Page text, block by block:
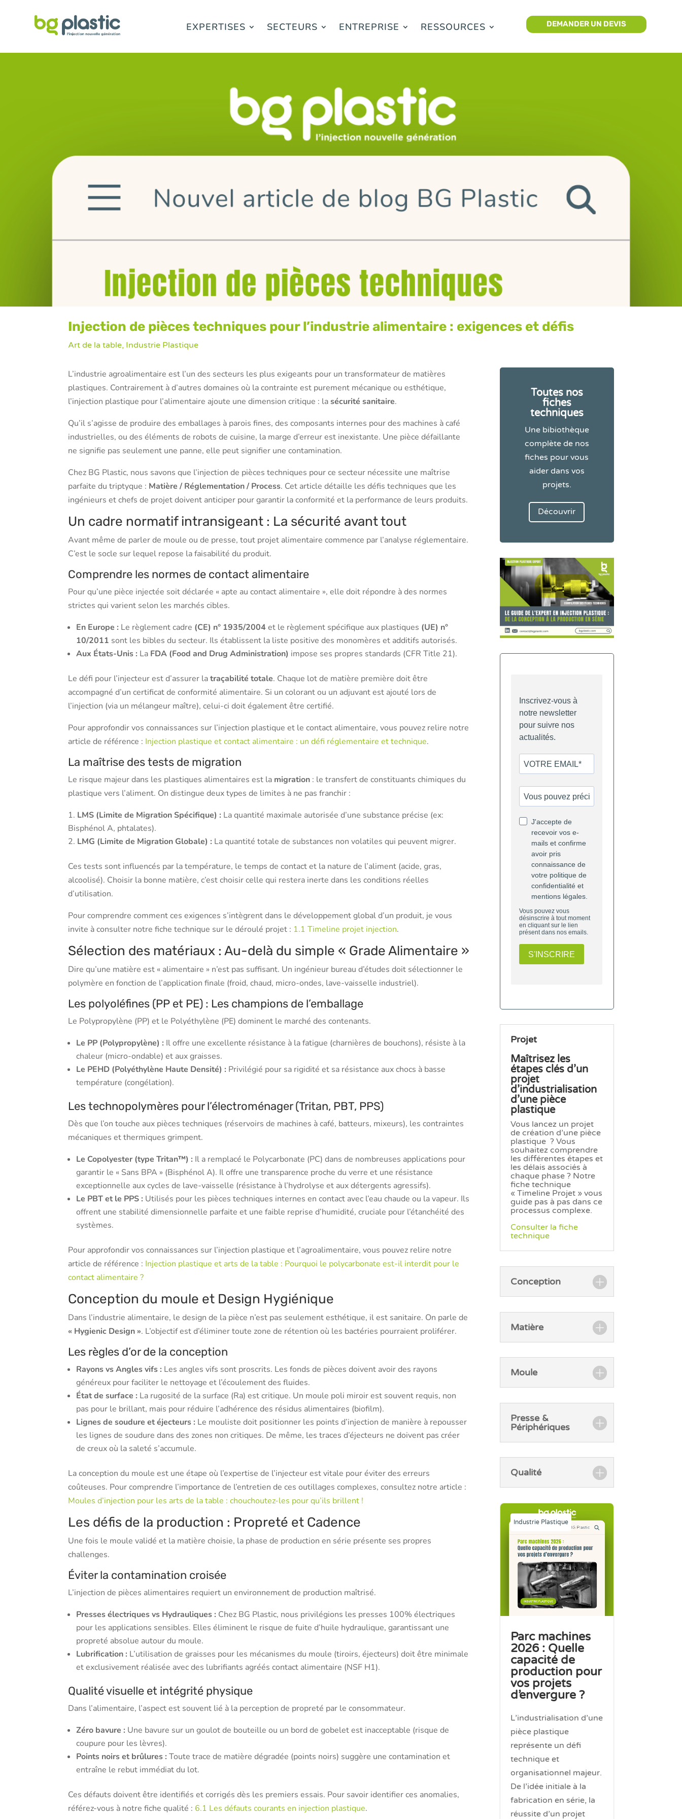
EXPERTISES SECTEURS ENTREPRISE RESSOURCES DEMANDER UN DEVIS
Injection de pièces techniques pour l’industrie alimentaire : exigences et défis
Art de la table, Industrie Plastique
L’industrie agroalimentaire est l’un des secteurs les plus exigeants pour un transformateur de matières
plastiques. Contrairement à d’autres domaines où la contrainte est purement mécanique ou esthétique,
l’injection plastique pour l’alimentaire ajoute une dimension critique : lasécurité sanitaire.
Qu’il s’agisse de produire des emballages à parois fines, des composants internes pour des machines à café
industrielles, ou des éléments de robots de cuisine, la marge d’erreur est inexistante. Une pièce défaillante
ne signifie pas seulement une panne, elle peut signifier une contamination.
Chez BG Plastic, nous savons que l’injection de pièces techniques pour ce secteur nécessite une maîtrise
parfaite du triptyque : Matière / Réglementation / Process. Cet article détaille les défis techniques que les
ingénieurs et chefs de projet doivent anticiper pour garantir la conformité et la performance de leurs produits.
Un cadre normatif intransigeant : La sécurité avant tout
Avant même de parler de moule ou de presse, tout projet alimentaire commence par l’analyse réglementaire.
C’est le socle sur lequel repose la faisabilité du produit.
Comprendre les normes de contact alimentaire
Pour qu’une pièce injectée soit déclarée « apte au contact alimentaire », elle doit répondre à des normes
strictes qui varient selon les marchés cibles.
En Europe : Le règlement cadre (CE) n° 1935/2004 et le règlement spécifique aux plastiques (UE) n°
10/2011 sont les bibles du secteur. Ils établissent la liste positive des monomères et additifs autorisés.
Aux États-Unis : La FDA (Food and Drug Administration) impose ses propres standards (CFR Title 21).
Le défi pour l’injecteur est d’assurer latraçabilité totale. Chaque lot de matière première doit être
accompagné d’un certificat de conformité alimentaire. Si un colorant ou un adjuvant est ajouté lors de
l’injection (via un mélangeur maître), celui-ci doit également être certifié.
Pour approfondir vos connaissances sur l’injection plastique et le contact alimentaire, vous pouvez relire notre
article de référence : Injection plastique et contact alimentaire : un défi réglementaire et technique.
La maîtrise des tests de migration
Le risque majeur dans les plastiques alimentaires est la migration : le transfert de constituants chimiques du
plastique vers l’aliment. On distingue deux types de limites à ne pas franchir :
LMS (Limite de Migration Spécifique) : La quantité maximale autorisée d’une substance précise (ex:
Bisphénol A, phtalates).
LMG (Limite de Migration Globale) : La quantité totale de substances non volatiles qui peuvent migrer.
Ces tests sont influencés par la température, le temps de contact et la nature de l’aliment (acide, gras,
alcoolisé). Choisir la bonne matière, c’est choisir celle qui restera inerte dans les conditions réelles
d’utilisation.
Pour comprendre comment ces exigences s’intègrent dans le développement global d’un produit, je vous
invite à consulter notre fiche technique sur le déroulé projet : 1.1 Timeline projet injection.
Sélection des matériaux : Au-delà du simple « Grade Alimentaire »
Dire qu’une matière est « alimentaire » n’est pas suffisant. Un ingénieur bureau d’études doit sélectionner le
polymère en fonction de l’application finale (froid, chaud, micro-ondes, lave-vaisselle industriel).
Les polyoléfines (PP et PE) : Les champions de l’emballage
Le Polypropylène (PP) et le Polyéthylène (PE) dominent le marché des contenants.
Le PP (Polypropylène) : Il offre une excellente résistance à la fatigue (charnières de bouchons), résiste à la
chaleur (micro-ondable) et aux graisses.
Le PEHD (Polyéthylène Haute Densité) : Privilégié pour sa rigidité et sa résistance aux chocs à basse
température (congélation).
Les technopolymères pour l’électroménager (Tritan, PBT, PPS)
Dès que l’on touche aux pièces techniques (réservoirs de machines à café, batteurs, mixeurs), les contraintes
mécaniques et thermiques grimpent.
Le Copolyester (type Tritan™) : Il a remplacé le Polycarbonate (PC) dans de nombreuses applications pour
garantir le « Sans BPA » (Bisphénol A). Il offre une transparence proche du verre et une résistance
exceptionnelle aux cycles de lave-vaisselle (résistance à l’hydrolyse et aux détergents agressifs).
Le PBT et le PPS : Utilisés pour les pièces techniques internes en contact avec l’eau chaude ou la vapeur. Ils
offrent une stabilité dimensionnelle parfaite et une faible reprise d’humidité, cruciale pour l’étanchéité des
systèmes.
Pour approfondir vos connaissances sur l’injection plastique et l’agroalimentaire, vous pouvez relire notre
article de référence : Injection plastique et arts de la table : Pourquoi le polycarbonate est-il interdit pour le
contact alimentaire ?
Conception du moule et Design Hygiénique
Dans l’industrie alimentaire, le design de la pièce n’est pas seulement esthétique, il est sanitaire. On parle de
« Hygienic Design ». L’objectif est d’éliminer toute zone de rétention où les bactéries pourraient proliférer.
Les règles d’or de la conception
Rayons vs Angles vifs : Les angles vifs sont proscrits. Les fonds de pièces doivent avoir des rayons
généreux pour faciliter le nettoyage et l’écoulement des fluides.
État de surface : La rugosité de la surface (Ra) est critique. Un moule poli miroir est souvent requis, non
pas pour le brillant, mais pour réduire l’adhérence des résidus alimentaires (biofilm).
Lignes de soudure et éjecteurs : Le mouliste doit positionner les points d’injection de manière à repousser
les lignes de soudure dans des zones non critiques. De même, les traces d’éjecteurs ne doivent pas créer
de creux où la saleté s’accumule.
La conception du moule est une étape où l’expertise de l’injecteur est vitale pour éviter des erreurs
coûteuses. Pour comprendre l’importance de l’entretien de ces outillages complexes, consultez notre article :
Moules d’injection pour les arts de la table : chouchoutez-les pour qu’ils brillent !
Les défis de la production : Propreté et Cadence
Une fois le moule validé et la matière choisie, la phase de production en série présente ses propres
challenges.
Éviter la contamination croisée
L’injection de pièces alimentaires requiert un environnement de production maîtrisé.
Presses électriques vs Hydrauliques : Chez BG Plastic, nous privilégions les presses 100% électriques
pour les applications sensibles. Elles éliminent le risque de fuite d’huile hydraulique, garantissant une
propreté absolue autour du moule.
Lubrification : L’utilisation de graisses pour les mécanismes du moule (tiroirs, éjecteurs) doit être minimale
et exclusivement réalisée avec des lubrifiants agréés contact alimentaire (NSF H1).
Qualité visuelle et intégrité physique
Dans l’alimentaire, l’aspect est souvent lié à la perception de propreté par le consommateur.
Zéro bavure : Une bavure sur un goulot de bouteille ou un bord de gobelet est inacceptable (risque de
coupure pour les lèvres).
Points noirs et brûlures : Toute trace de matière dégradée (points noirs) suggère une contamination et
entraîne le rebut immédiat du lot.
Ces défauts doivent être identifiés et corrigés dès les premiers essais. Pour savoir identifier ces anomalies,
référez-vous à notre fiche qualité : 6.1 Les défauts courants en injection plastique.
Toutes nos
fiches
techniques
Une bibiothèque
complète de nos
fiches pour vous
aider dans vos
projets.
Découvrir
Projet
Maîtrisez les
étapes clés d’un
projet
d’industrialisation
d’une pièce
plastique
Vous lancez un projet
de création d’une pièce
plastique ? Vous
souhaitez comprendre
les différentes étapes et
les délais associés à
chaque phase ? Notre
fiche technique
« Timeline Projet » vous
guide pas à pas dans ce
processus complexe.
Consulter la fiche
technique
Conception
Matière
Moule
Presse &
Périphériques
Qualité
Industrie Plastique
Parc machines
2026 : Quelle
capacité de
production pour
vos projets
d’envergure ?
L’industrialisation d’une
pièce plastique
représente un défi
technique et
organisationnel majeur.
De l’idée initiale à la
fabrication en série, la
réussite d’un projet